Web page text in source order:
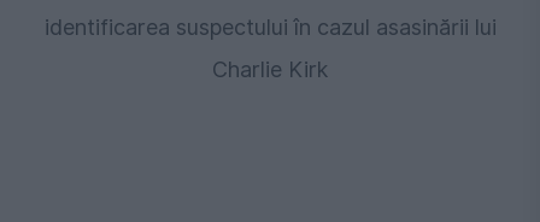
identificarea suspectului în cazul asasinării lui
Charlie Kirk